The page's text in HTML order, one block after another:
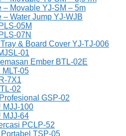
– Movable YJ-SM – 5m
Water Jump YJ-WJB
05M
07N
& Board Cover YJ-TJ-006
01
Ember BTL-02E
MLT-05
7X1
02
GSP-02
MJJ-100
MJJ-64
PCLP-52
TSP-05